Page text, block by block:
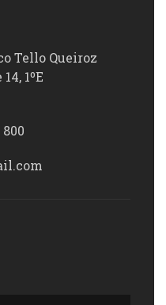
Tello Queiroz
1ºE